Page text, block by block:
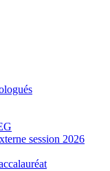
session 2026